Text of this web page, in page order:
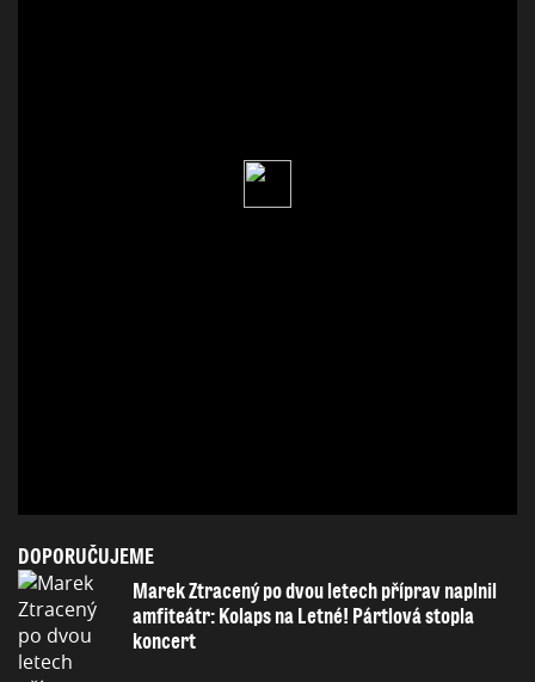
DOPORUČUJEME
Marek Ztracený po dvou letech příprav naplnil
amfiteátr: Kolaps na Letné! Pártlová stopla
koncert